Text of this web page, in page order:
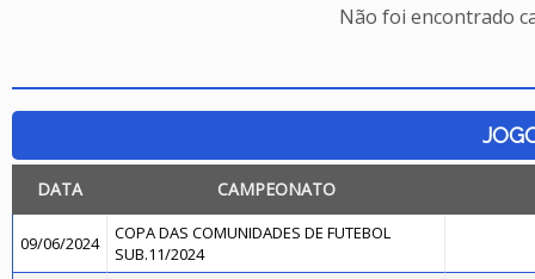
Não foi encontrado
DATA CAMPEONATO
09/06/2024
COPA DAS COMUNIDADES DE FUTEBOL
SUB.11/2024